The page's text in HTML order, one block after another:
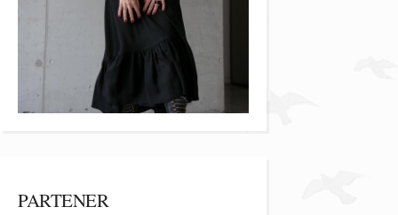
PARTENER